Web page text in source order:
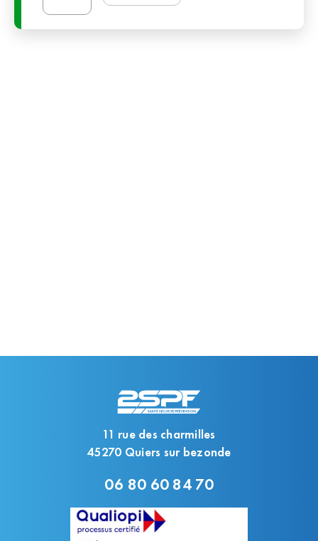
11 rue des charmilles
45270 Quiers sur bezonde
06 80 60 84 70